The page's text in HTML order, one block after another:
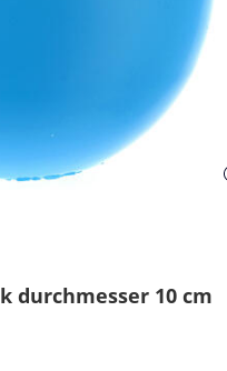
durchmesser 10 cm